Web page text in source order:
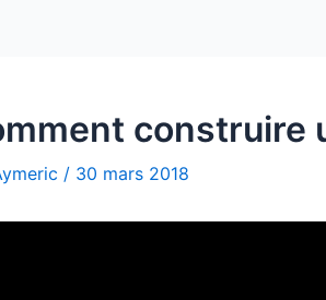
construire
/ 30 mars 2018